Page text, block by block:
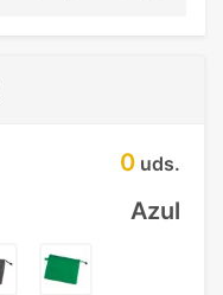
0 uds.
Azul